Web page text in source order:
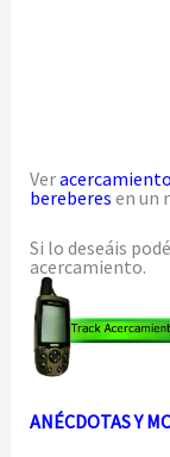
Ver
bereberes en un
Si lo deseáis
acercamiento.
ANÉCDOTAS Y